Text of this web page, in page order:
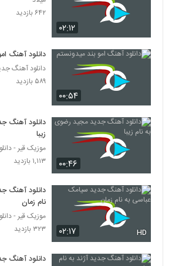
ریمیکس آهنگ پادکست
دانلود آهنگ ریمیکس
دانلود آهنگ پادکست (3) از ریمیکس
دانلود آهنگ ریمیکس
ریمیکس آهنگ پارتی
134
دانلود آهنگ جدید و
۱,۲۳۷ بازدید
۰۲:۱۲
۶۴۲ بازدید
۰۰:۵۴
دانلود آهنگ
۵۸۹ بازدید
۰۰:۴۶
دانلود آهنگ
زیبا
موزیک قیر -
۱,۱۱۳ بازدید
۰۲:۱۷ HD
دانلود آهنگ
نام زمان
موزیک قیر -
۳۲۳ بازدید
دانلود آهنگ